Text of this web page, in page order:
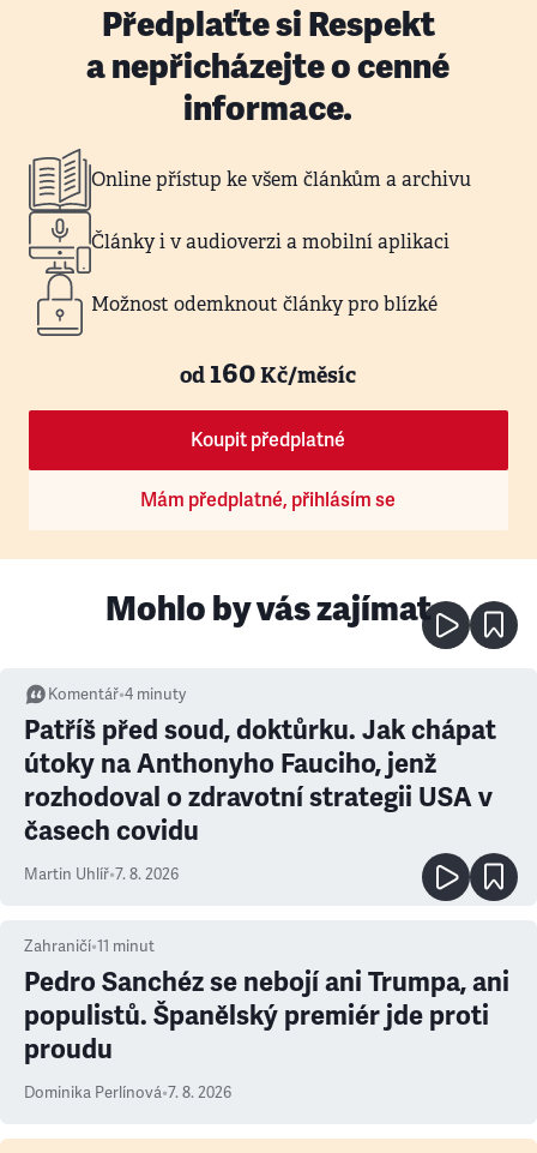
Předplaťte si Respekt
a nepřicházejte o cenné
informace.
Online přístup ke všem článkům a archivu
Články i v audioverzi a mobilní aplikaci
Možnost odemknout články pro blízké
od160Kč/měsíc
Koupit předplatné
Mám předplatné, přihlásím se
Mohlo by vás zajímat
Komentář•4 minuty
Patříš před soud, doktůrku. Jak chápat
útoky na Anthonyho Fauciho, jenž
rozhodoval o zdravotní strategii USA v
časech covidu
Martin Uhlíř•7. 8. 2026
Zahraničí•11 minut
Pedro Sanchéz se nebojí ani Trumpa, ani
populistů. Španělský premiér jde proti
proudu
Dominika Perlínová•7. 8. 2026